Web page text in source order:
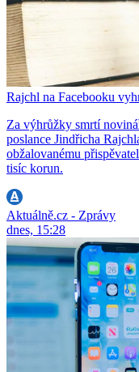
Rajchl na Facebooku
Za výhrůžky smrtí
poslance Jindřicha
obžalovanému
tisíc korun.
Aktuálně.cz - Zprávy
dnes, 15:28